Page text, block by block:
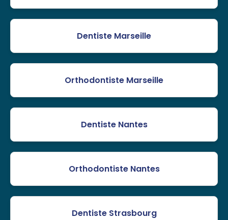
Dentiste Marseille
Orthodontiste Marseille
Dentiste Nantes
Orthodontiste Nantes
Dentiste Strasbourg